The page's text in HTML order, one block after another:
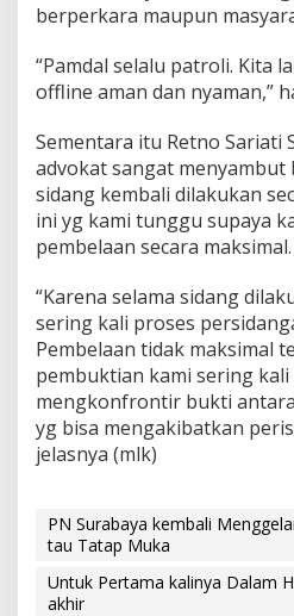
a
l
M
e
g
g
e
a
r
d
a
n
g
S
c
o
i
berperkara maupun
“Pamdal selalu patroli. Kita
offline aman dan nyaman,”
Sementara itu Retno Sariati
advokat sangat menyambut
sidang kembali dilakukan
ini yg kami tunggu supaya
pembelaan secara maksimal.
“Karena selama sidang
sering kali proses
Pembelaan tidak maksimal
pembuktian kami sering
mengkonfrontir bukti
yg bisa mengakibatkan
jelasnya (mlk)
PN Surabaya kembali
tau Tatap Muka
Untuk Pertama kalinya Dalam
akhir